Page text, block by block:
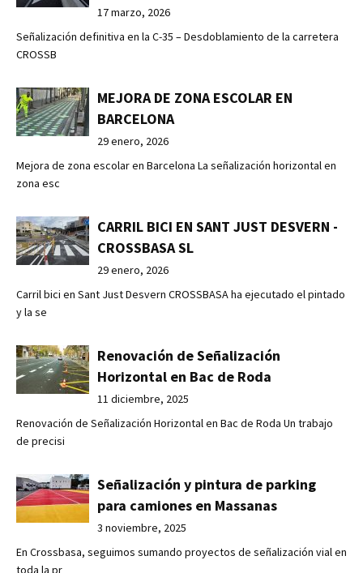
17 marzo, 2026
Señalización definitiva en la C-35 – Desdoblamiento de la carretera
CROSSB
MEJORA DE ZONA ESCOLAR EN
BARCELONA
29 enero, 2026
Mejora de zona escolar en Barcelona La señalización horizontal en
zona esc
CARRIL BICI EN SANT JUST DESVERN -
CROSSBASA SL
29 enero, 2026
Carril bici en Sant Just Desvern CROSSBASA ha ejecutado el pintado
y la se
Renovación de Señalización
Horizontal en Bac de Roda
11 diciembre, 2025
Renovación de Señalización Horizontal en Bac de Roda Un trabajo
de precisi
Señalización y pintura de parking
para camiones en Massanas
3 noviembre, 2025
En Crossbasa, seguimos sumando proyectos de señalización vial en
toda la pr